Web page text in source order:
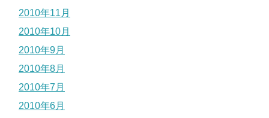
2010年11月
2010年10月
2010年9月
2010年8月
2010年7月
2010年6月